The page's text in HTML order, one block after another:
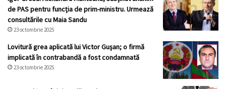
de PAS pentru funcția de prim-ministru. Urmează
consultările cu Maia Sandu
23 octombrie 2025
Lovitură grea aplicată lui Victor Gușan; o firmă
implicată în contrabandă a fost condamnată
23 octombrie 2025